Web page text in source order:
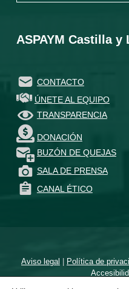
ASPAYM Castilla y
CONTACTO
ÚNETE AL EQUIPO
TRANSPARENCIA
DONACIÓN
BUZÓN DE QUEJAS
SALA DE PRENSA
CANAL ÉTICO
Aviso legal | Política de